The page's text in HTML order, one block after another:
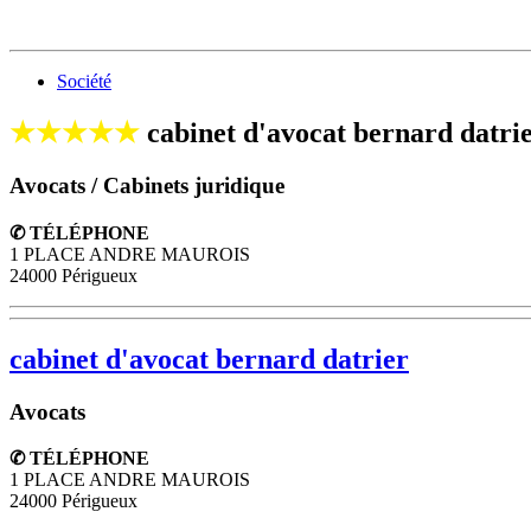
Société
★★★★★ cabinet d'avocat bernard
Avocats / Cabinets juridique
✆ TÉLÉPHONE
1 PLACE ANDRE MAUROIS
24000 Périgueux
cabinet d'avocat bernard datrier
Avocats
✆ TÉLÉPHONE
1 PLACE ANDRE MAUROIS
24000 Périgueux